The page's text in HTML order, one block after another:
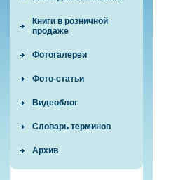
Книги в розничной
продаже
Фотогалереи
Фото-статьи
Видеоблог
Словарь терминов
Архив